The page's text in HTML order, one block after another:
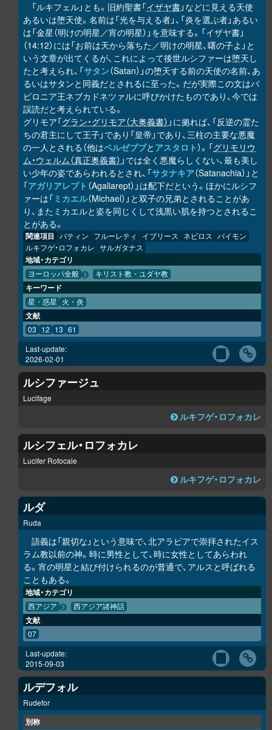
「ルキフェル」とも。旧約聖書「イザヤ書」などに見える天使
あるいは堕天使。名前は「光を与える者」、「炎を選ぶ者」あるい
は「金星（明けの明星／宵の明星）」を意味する。「イザヤ書」
（14:12）には「お前は天から落ちた／明けの明星、曙の子よ」と
いう文章が出てくるが、これによって後世ルシファーは堕天し
たと考えられ、「サタン（Satan）」の堕天する前の天使の名前、あ
るいはサタンと同義だとされるに至った。だが実際この文はバ
ビロニア王ネブカドネツァルに呼びかけたものであり、今では
誤読だと考えられている。
グリモア「グラン・グリモア（大奥義書） 」に拠れば、「反逆の霊た
ちの君主にして王子」であり「皇帝」であり、三柱の主要な悪魔
の一人とされる（他はベルゼブブと アスタロト）。「グリモリウ
ム・ウェルム（真正奥義書） 」では全く悪魔らしくない、最も美し
い少年の姿であらわれるとされ、「サタナキア（Satanachia）」と
「アガリアレプト （Agaliarept）」は配下だという。ほかにルシフ
ァーは「ミカエル（Michael）」と双子の兄弟とされることがあ
り、またミカエルと姿を同じくして浅黒い肌を持つとされるこ
とがある。
関連項目 バティン フルーレティ イブリース ネビロス パイモン
ルキフゲ・ロフォカレ サルガタナス
地域・カテゴリ
ヨーロッパ全般 キリスト教・ユダヤ教
キーワード
星・惑星 火・炎
文献
03 12 13 61
Last-update:
2026-02-01
ルシファージュ
Lucifage
ルキフゲ・ロフォカレ
ルシフェル・ロフォカレ
Lucifer Rofocale
ルキフゲ・ロフォカレ
ルダ
Ruda
語義は「親切な」という意味で、北アラビアで崇拝されたイス
ラム教以前の神。時に男性として、時に女性としてあらわれ
る。宵の明星と結び付けられるのが普通で、アルスと呼ばれる
こともある。
地域・カテゴリ
西アジア 西アジア諸神話
文献
07
Last-update:
2015-09-03
ルデフォル
Rudefor
別称